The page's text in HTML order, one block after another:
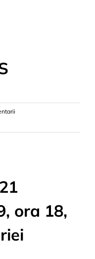
ora 18,